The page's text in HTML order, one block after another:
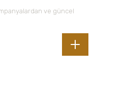
ve güncel